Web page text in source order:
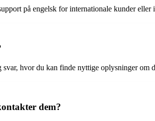
på engelsk for internationale kunder
hvor du kan finde nyttige oplysninger om
dem?